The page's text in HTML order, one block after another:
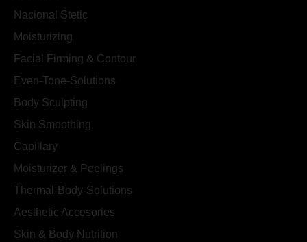
Nacional Stetic
Moisturizing
Facial Firming & Contour
Even-Tone-Solutions
Body Sculpting
Skin Smoothing
Capillary
Moisturizer & Peelings
Thermal-Body-Solutions
Aesthetic Accesories
Skin & Body Nutrition